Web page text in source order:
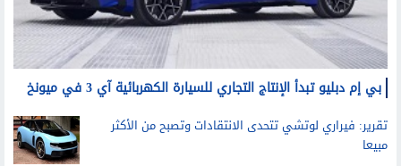
بي إم دبليو تبدأ الإنتاج التجاري للسيارة الكهربائية آي 3 في ميونخ
تقرير: فيراري لوتشي تتحدى الانتقادات وتصبح من الأكثر
مبيعا